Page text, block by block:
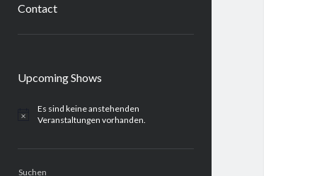
Contact
Upcoming Shows
H
w
Es sind keine anstehenden
Veranstaltungen vorhanden.
Suchen